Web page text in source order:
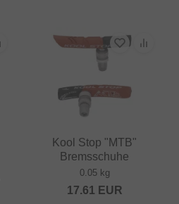
Kool Stop "MTB"
Bremsschuhe
0.05 kg
17.61 EUR